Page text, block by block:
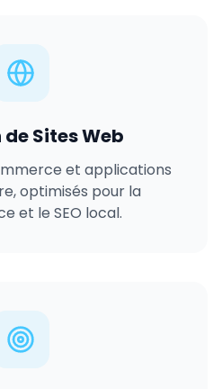
Sites Web
et applications
optimisés pour la
et le SEO local.